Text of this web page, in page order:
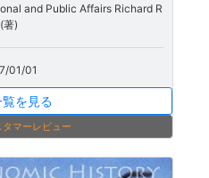
and Public Affairs Richard R
(著)
01/01
を見る
マーレビュー